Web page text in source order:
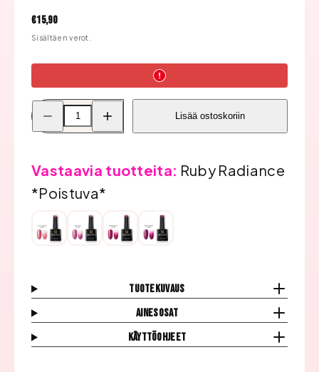
Hinta
€15,90
Sisältäen verot.
Pienennä
Bluesky
Geelilakka,
määrää
Bluesky
Geelilakka,
määrää
Lisää ostoskoriin
Vastaavia tuotteita: Ruby Radiance
*Poistuva*
Tuotekuvaus
Ainesosat
Käyttöohjeet